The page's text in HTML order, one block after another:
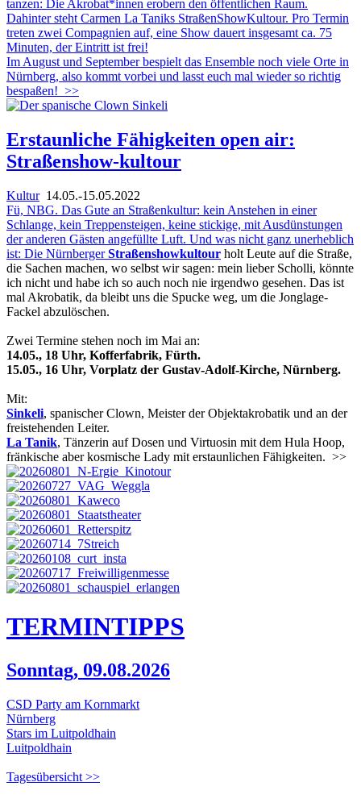
tanzen: Die Akrobat*innen erobern den öffentlichen Raum.
Dahinter steht Carmen La Taniks StraßenShowKultour. Pro Termin
treten zwei Compagnien auf, eine Show dauert insgesamt ca. 75
Minuten, der Eintritt ist frei!
Im August und September bespielt das Ensemble noch viele Orte in
Nürnberg, also kommt vorbei und lasst euch mal wieder so richtig
bespaßen! >>
Erstaunliche Fähigkeiten open air:
Straßenshow-kultour
Kultur14.05.-15.05.2022
Fü, NBG. Das Gute an Straßenkultur: kein Anstehen in einer
Schlange, kein Treppensteigen, keine stickige, mit Ausdünstungen
der anderen Gästen angefüllte Luft. Und was nicht ganz unerheblich
ist: Die NürnbergerStraßenshowkultour holt Leute auf die Straße,
die Sachen machen, wo selbst wir sagen: mein lieber Scholli, könnte
ich nicht und habe ich so auch noch nie irgendwo gesehen. Das ist
mal Akrobatik, da bleibt uns die Spucke weg, um die Jonglage-
Fackel abzulöschen.
Zwei Termine stehen noch im Mai an:
14.05., 18 Uhr, Kofferfabrik, Fürth.
15.05., 16 Uhr, Vorplatz der Gustav-Adolf-Kirche, Nürnberg.
Mit:
Sinkeli, spanischer Clown, Meister der Objektakrobatik und an der
freistehenden Leiter.
La Tanik, Tänzerin auf Dosen und Virtuosin mit dem Hula Hoop,
fränkische aber kosmische Lady mit erstaunlichen Fähigkeiten. >>
TERMINTIPPS
Sonntag, 09.08.2026
CSD Party am Kornmarkt
Nürnberg
Stars im Luitpoldhain
Luitpoldhain
Tagesübersicht >>